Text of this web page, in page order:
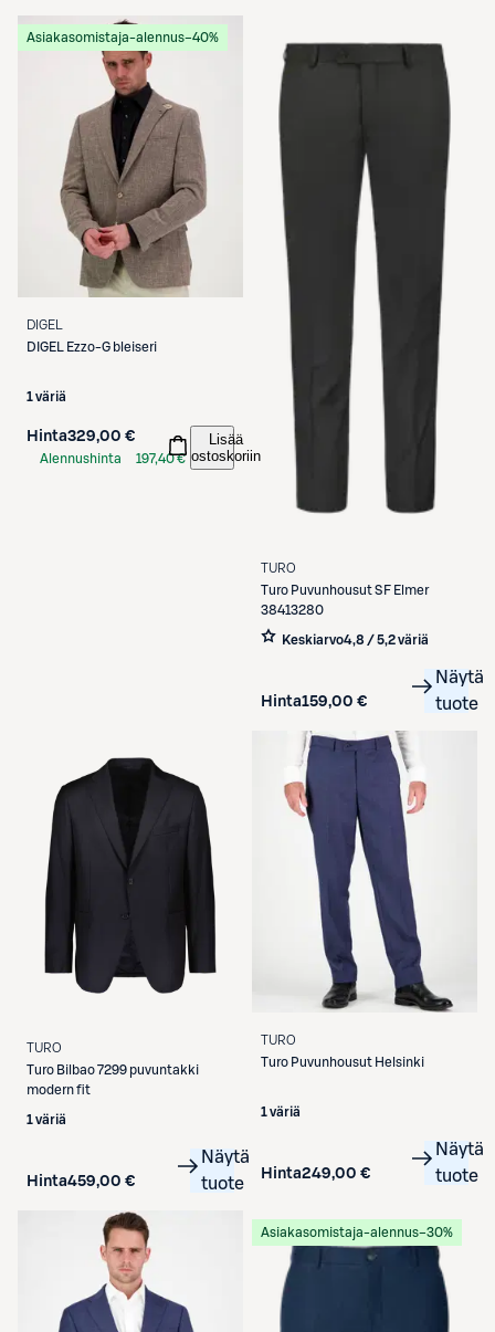
Asiakasomistaja-alennus−40%
DIGEL
DIGEL
Ezzo-G bleiseri
1 väriä
Hinta329,00 €
Alennushinta
197,40 €
Lisää
ostoskoriin
TURO
Turo Puvunhousut SF Elmer
38413280
Keskiarvo4,8 / 5,2 väriä
Hinta159,00 €
Näytä
tuote
TURO
Turo Bilbao 7299 puvuntakki
modern fit
1 väriä
Hinta459,00 €
Näytä
tuote
TURO
Turo Puvunhousut Helsinki
1 väriä
Hinta249,00 €
Näytä
tuote
Asiakasomistaja-alennus−30%